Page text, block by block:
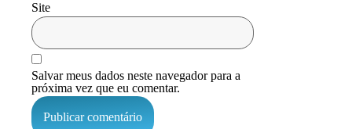
Site
Salvar meus dados neste navegador para a
próxima vez que eu comentar.